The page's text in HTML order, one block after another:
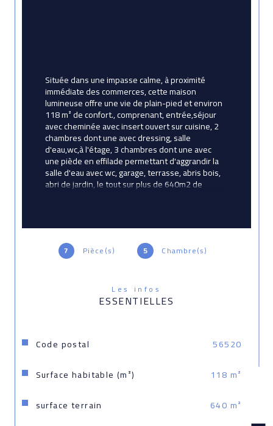
7 Pièce(s) 5 Chambre(s)
Les infos
ESSENTIELLES
Caractéristiques Valeurs
Code postal
56520
Surface habitable (m²)
118 m²
surface terrain
640 m²
Située dans une impasse calme, à proximité
immédiate des commerces, cette maison
lumineuse offre une vie de plain-pied et environ
118 m² de confort., comprenant, entrée,séjour
avec cheminée avec insert ouvert sur cuisine, 2
chambres dont une avec dressing, salle
d'eau,wc,à l'étage, 3 chambres dont une avec
une piède en effilade permettant d'aggrandir la
salle d'eau avec wc, garage, terrasse, abris bois,
abri de jardin, le tout sur plus de 640m2 de
Prix de vente honoraires d'agence inclus 329900
319000 € ,honoraire 3,42 % TTC de la valeur de
bien hors honoraires , honoraires charge
Immobilier : Corinne Betton, agent commercial
immatriculé au RSAC de LORIENT sous le numéro
Les informations sur les risques auxquels ce bien
est exposé sont disponibles sur le site